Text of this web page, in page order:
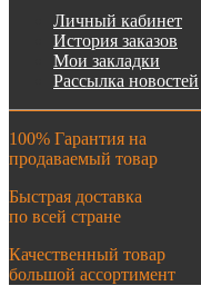
Личный кабинет
История заказов
Мои закладки
Рассылка новостей
100% Гарантия на
продаваемый товар
Быстрая доставка
по всей стране
Качественный товар
большой ассортимент